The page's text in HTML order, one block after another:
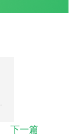
下一篇